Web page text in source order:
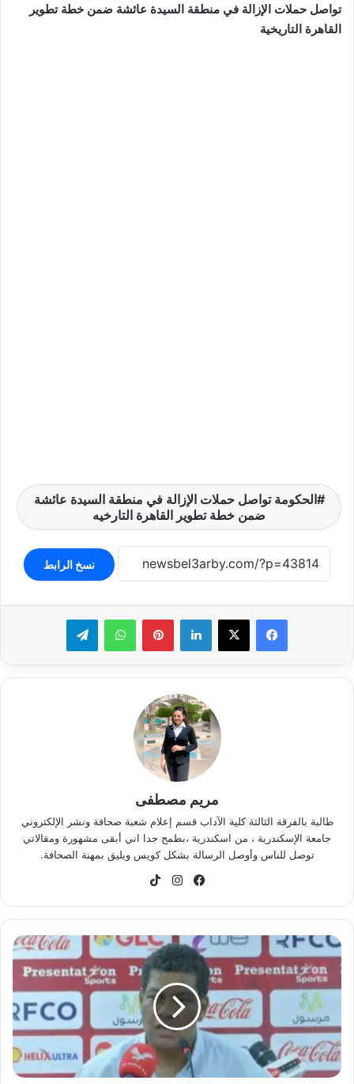
تواصل حملات الإزالة في منطقة السيدة عائشة ضمن خطة تطوير
القاهرة التاريخية
الحكومة تواصل حملات الإزالة في منطقة السيدة عائشة
ضمن خطة تطوير القاهرة التارخيه
نسخ الرابط
لينكدإن بينتيريستواتساب تيلقرام
مريم مصطفى
طالبة بالفرقة الثالثة كلية الآداب قسم إعلام شعبة صحافة ونشر الإلكتروني
جامعة الإسكندرية ، من اسكندرية ،بطمح جدا اني أبقى مشهورة ومقالاتي
توصل للناس وأوصل الرسالة بشكل كويس ويليق بمهنة الصحافة.
فيسبوكانستقرام
علاء
عبدالعال
يقود
تشكيل
الجهاز
الفني
لنادي
غزل
المحلة..